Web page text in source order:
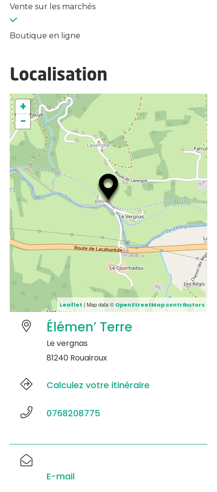
Vente sur les marchés
Boutique en ligne
Localisation
+
−
Leaflet | Map data © OpenStreetMap contributors
Élémen’ Terre
Le vergnas
81240 Rouairoux
Calculez votre itinéraire
0768208775
E-mail